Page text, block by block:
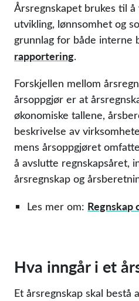
Årsregnskapet brukes til
utvikling, lønnsomhet og
grunnlag for både interne
rapportering.
Forskjellen mellom
årsoppgjør er at
økonomiske tallene,
beskrivelse av
mens årsoppgjøret
å avslutte regnskapsåret,
årsregnskap og
Les mer om: Regnskap
Hva inngår i et
Et årsregnskap skal bestå